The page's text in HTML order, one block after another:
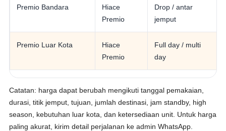
Premio Bandara
Hiace
Premio
Drop / antar
jemput
Premio Luar Kota
Hiace
Premio
Full day / multi
day
Catatan: harga dapat berubah mengikuti tanggal pemakaian,
durasi, titik jemput, tujuan, jumlah destinasi, jam standby, high
season, kebutuhan luar kota, dan ketersediaan unit. Untuk harga
paling akurat, kirim detail perjalanan ke admin WhatsApp.